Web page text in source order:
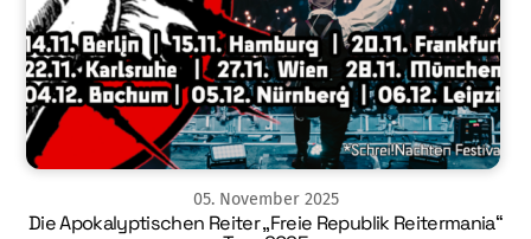
05. November 2025
Die Apokalyptischen Reiter „Freie Republik Reitermania“